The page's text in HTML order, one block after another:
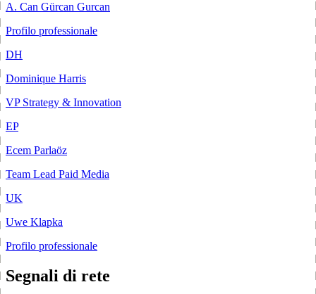
A. Can Gürcan Gurcan
Profilo professionale
DH
Dominique Harris
VP Strategy & Innovation
EP
Ecem Parlaöz
Team Lead Paid Media
UK
Uwe Klapka
Profilo professionale
Segnali di rete